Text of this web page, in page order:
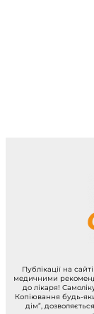
Публікації на
медичними
до лікаря!
Копіювання будь-
дім”,